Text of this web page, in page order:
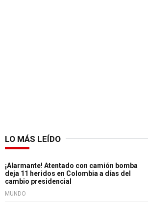
LO MÁS LEÍDO
¡Alarmante! Atentado con camión bomba
deja 11 heridos en Colombia a días del
cambio presidencial
MUNDO